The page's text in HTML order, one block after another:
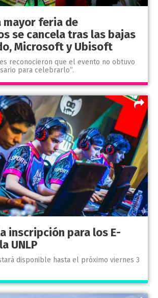
mayor feria de
se cancela tras las bajas
Microsoft y Ubisoft
reconocieron que el evento no obtuvo
para celebrarlo”.
inscripción para los E-
UNLP
disponible hasta el próximo viernes 3